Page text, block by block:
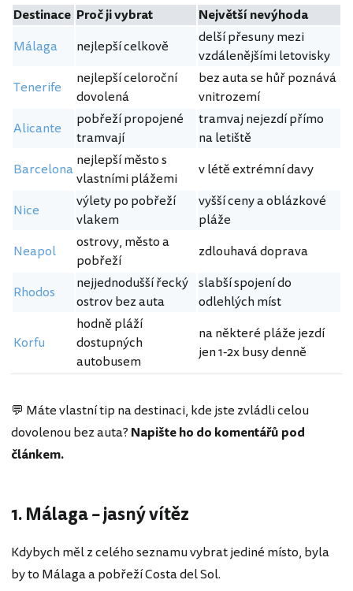
Destinace Proč ji vybrat
Největší nevýhoda
Málaga
nejlepší celkově
delší přesuny mezi
vzdálenějšími letovisky
Tenerife
nejlepší celoroční
dovolená
bez auta se hůř poznává
vnitrozemí
Alicante
pobřeží propojené
tramvají
tramvaj nejezdí přímo
na letiště
Barcelona nejlepší město s
vlastními plážemi
v létě extrémní davy
Nice
výlety po pobřeží
vlakem
vyšší ceny a oblázkové
pláže
Neapol
ostrovy, město a
pobřeží
zdlouhavá doprava
Rhodos
nejjednodušší řecký
ostrov bez auta
slabší spojení do
odlehlých míst
Korfu
hodně pláží
dostupných
autobusem
na některé pláže jezdí
jen 1-2x busy denně
💬 Máte vlastní tip na destinaci, kde jste zvládli celou
dovolenou bez auta? Napište ho do komentářů pod
článkem.
1. Málaga – jasný vítěz
Kdybych měl z celého seznamu vybrat jediné místo, byla
by to Málaga a pobřeží Costa del Sol.